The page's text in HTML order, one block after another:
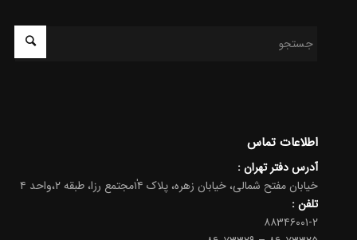
اطلاعات تماس
آدرس دفتر تهران :
خیابان مفتح شمالی، خیابان زهره، پلاک ۱۴ٰمجتمع رزا، طبقه ۲،واحد ۴
تلفن :
۸۸۳۴۶۰۰۱-۲